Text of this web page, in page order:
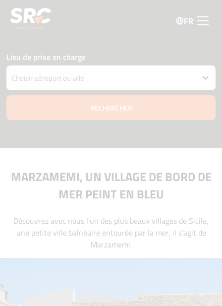
FR
Lieu de prise en charge
Restituer la voiture à un autre endroit
Date et heure de retrait et livraison
MARZAMEMI, UN VILLAGE DE BORD DE
MER PEINT EN BLEU
Découvrez avec nous l'un des plus beaux villages de Sicile,
une petite ville balnéaire entourée par la mer, il s'agit de
Marzamemi.